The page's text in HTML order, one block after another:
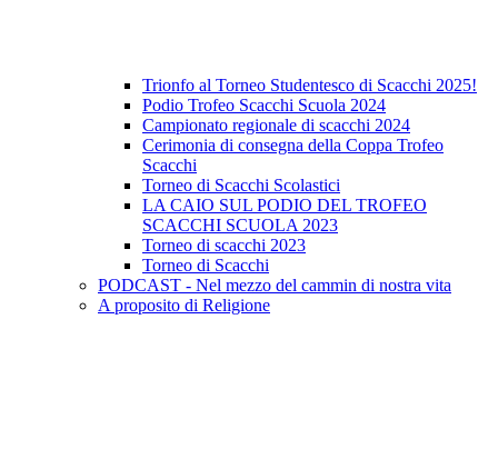
Trionfo al Torneo Studentesco di Scacchi 2025!
Podio Trofeo Scacchi Scuola 2024
Campionato regionale di scacchi 2024
Cerimonia di consegna della Coppa Trofeo
Scacchi
Torneo di Scacchi Scolastici
LA CAIO SUL PODIO DEL TROFEO
SCACCHI SCUOLA 2023
Torneo di scacchi 2023
Torneo di Scacchi
PODCAST - Nel mezzo del cammin di nostra vita
A proposito di Religione